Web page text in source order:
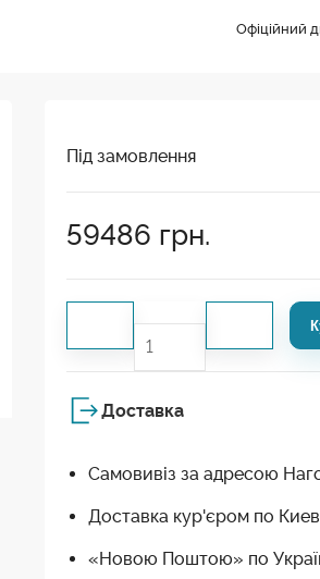
Офіційний
Під замовлення
59486 грн.
Доставка
Самовивіз за адресою
Доставка кур'єром по
«Новою Поштою» по